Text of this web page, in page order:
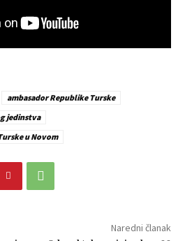
ambasador Republike Turske
jedinstva
u Novom
Naredni članak